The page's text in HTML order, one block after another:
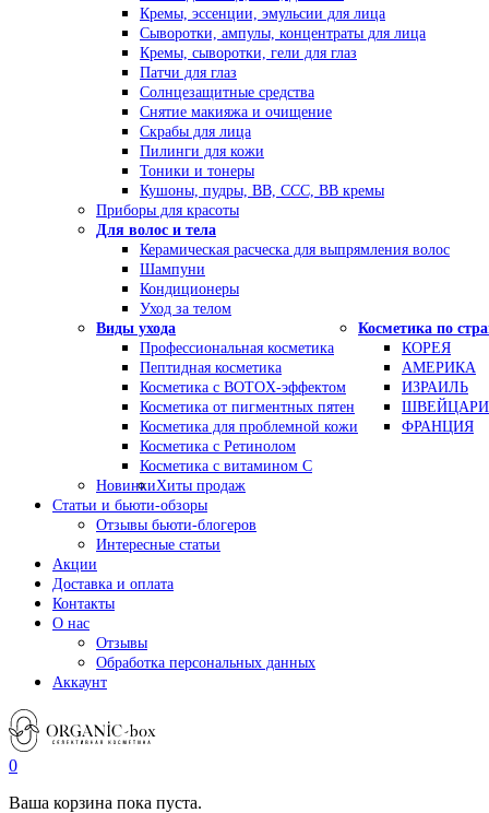
Кремы, эссенции, эмульсии для лица
Сыворотки, ампулы, концентраты для лица
Кремы, сыворотки, гели для глаз
Патчи для глаз
Солнцезащитные средства
Снятие макияжа и очищение
Скрабы для лица
Пилинги для кожи
Тоники и тонеры
Кушоны, пудры, ВВ, ССС, ВВ кремы
Приборы для красоты
Для волос и тела
Керамическая расческа для выпрямления волос
Шампуни
Кондиционеры
Уход за телом
Виды ухода
Профессиональная косметика
Пептидная косметика
Косметика с BOTOX-эффектом
Косметика от пигментных пятен
Косметика для проблемной кожи
Косметика с Ретинолом
Косметика с витамином С
Косметика по
КОРЕЯ
АМЕРИКА
ИЗРАИЛЬ
ФРАНЦИЯ
НовинкиХиты продаж
Статьи и бьюти-обзоры
Отзывы бьюти-блогеров
Интересные статьи
Акции
Доставка и оплата
Контакты
О нас
Отзывы
Обработка персональных данных
Аккаунт
0
Ваша корзина пока пуста.